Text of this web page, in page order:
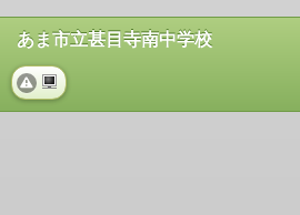
あま市立甚目寺南中学校